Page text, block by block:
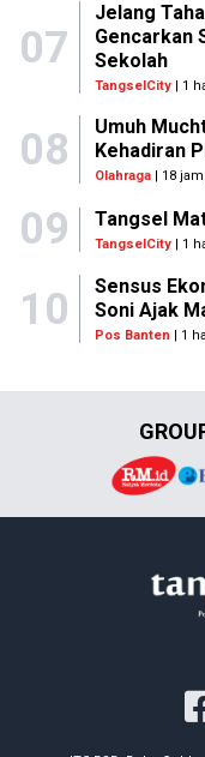
07
Jelang
Gencarkan
Sekolah
TangselCity| 1
08
Umuh
Kehadiran
Olahraga| 18 jam
09 Tangsel
TangselCity | 1
10
Sensus
Soni Ajak
Pos Banten | 1